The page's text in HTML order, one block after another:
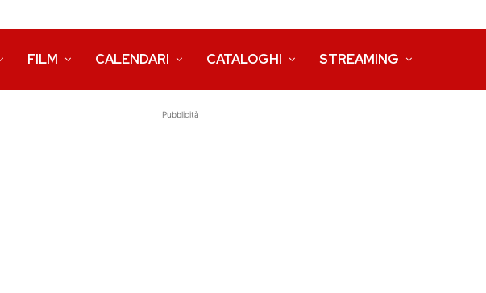
FILM CALENDARI CATALOGHI STREAMING
Pubblicità